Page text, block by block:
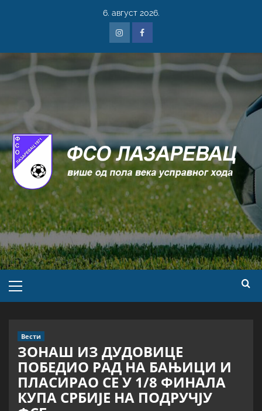
6. август 2026.
Вести
ЗОНАШ ИЗ ДУДОВИЦЕ
ПОБЕДИО РАД НА БАЊИЦИ И
ПЛАСИРАО СЕ У 1/8 ФИНАЛА
КУПА СРБИЈЕ НА ПОДРУЧЈУ